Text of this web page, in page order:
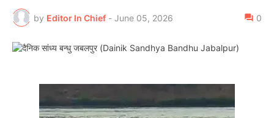
by Editor In Chief - June 05, 2026 0